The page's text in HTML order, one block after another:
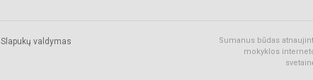
Slapukų valdymas
Sumanus būdas
mokyklos